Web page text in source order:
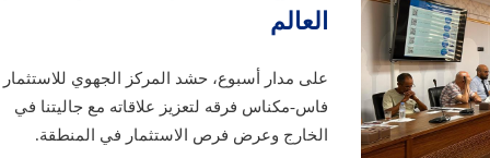
العالم
على مدار أسبوع، حشد المركز الجهوي للاستثمار
فاس-مكناس فرقه لتعزيز علاقاته مع جاليتنا في
الخارج وعرض فرص الاستثمار في المنطقة.